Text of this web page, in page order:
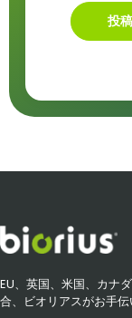
投
EU、英国、米国、カナ
合、ビオリアスがお手伝